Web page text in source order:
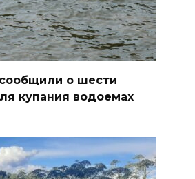
о шести
купания водоемах